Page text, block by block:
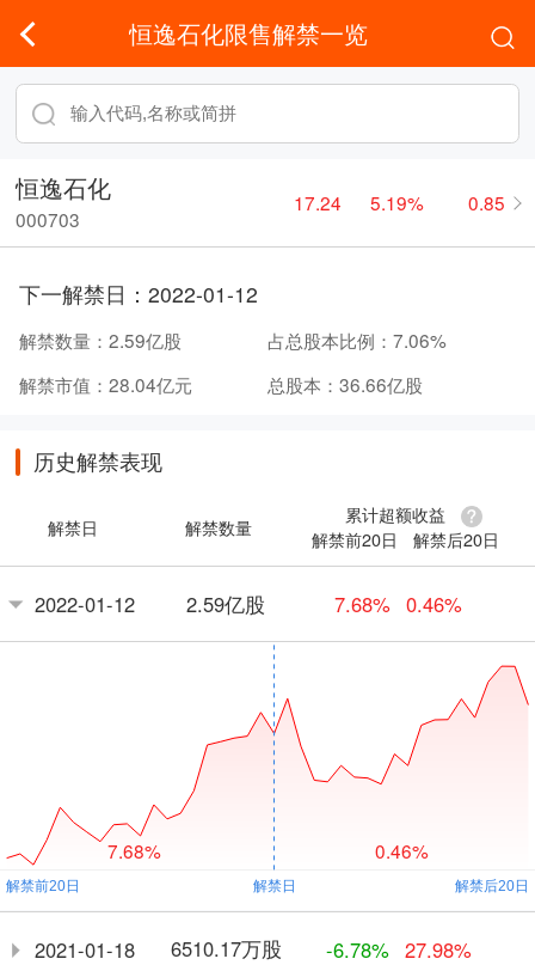
恒逸石化限售解禁一览
恒逸石化
000703
17.24 5.19% 0.85
下一解禁日： 2022-01-12
解禁数量： 2.59亿股 占总股本比例： 7.06%
解禁市值： 28.04亿元 总股本： 36.66亿股
历史解禁表现
解禁日 解禁数量
累计超额收益
解禁前20日
解禁后20日
2022-01-12 2.59亿股 7.68% 0.46%
7.68% 0.46%
2021-01-18 6510.17万股 -6.78% 27.98%